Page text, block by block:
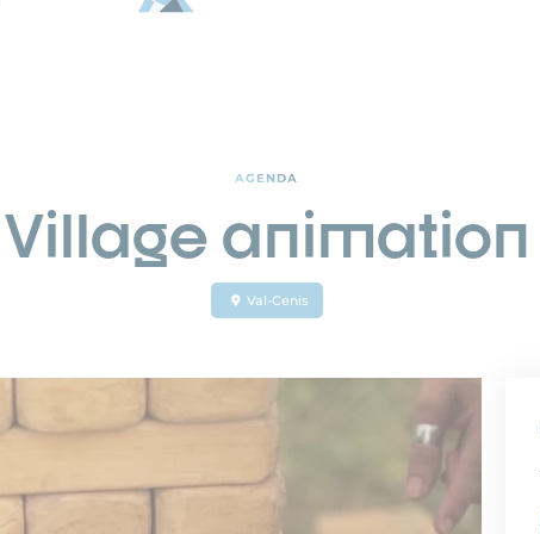
AGENDA
Village animation
Val-Cenis